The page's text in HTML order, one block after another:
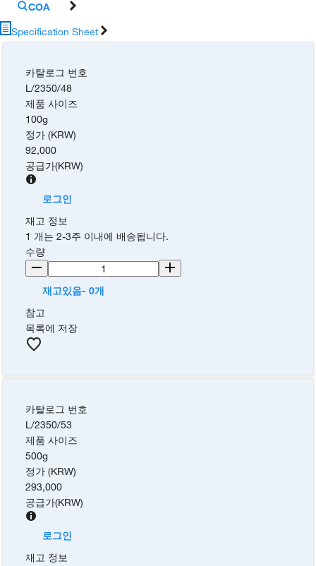
COA
Specification Sheet
카탈로그 번호
L/2350/48
제품 사이즈
100g
정가 (KRW)
92,000
공급가(KRW)
로그인
재고 정보
1 개는 2-3주 이내에 배송됩니다.
수량
재고있음- 0개
참고
목록에 저장
카탈로그 번호
L/2350/53
제품 사이즈
500g
정가 (KRW)
293,000
공급가(KRW)
로그인
재고 정보